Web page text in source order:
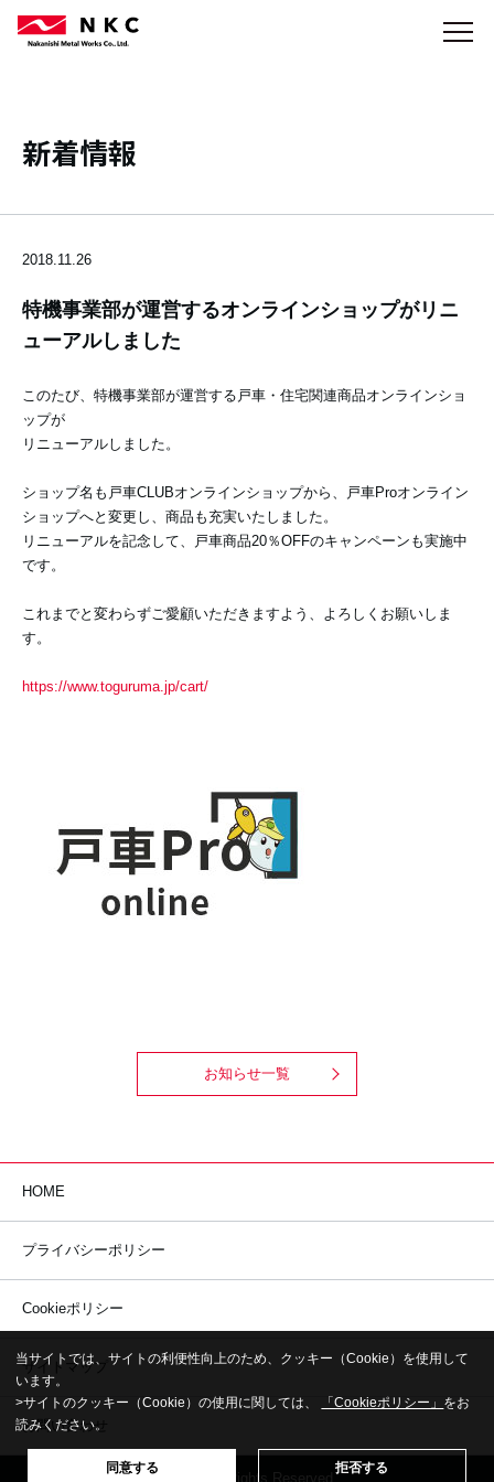
新着情報
2018.11.26
特機事業部が運営するオンラインショップがリニ
ューアルしました
このたび、特機事業部が運営する戸車・住宅関連商品オンラインショ
ップが
リニューアルしました。
ショップ名も戸車CLUBオンラインショップから、戸車Proオンライン
ショップへと変更し、商品も充実いたしました。
リニューアルを記念して、戸車商品20％OFFのキャンペーンも実施中
です。
これまでと変わらずご愛顧いただきますよう、よろしくお願いしま
す。
https://www.toguruma.jp/cart/
お知らせ一覧
HOME
プライバシーポリシー
Cookieポリシー
サイトマップ
お問い合わせ
© NKC All Rights Reserved.
当サイトでは、サイトの利便性向上のため、クッキー（Cookie）を使用して
います。
>サイトのクッキー（Cookie）の使用に関しては、
「Cookieポリシー」 をお
読みください。
同意する 拒否する